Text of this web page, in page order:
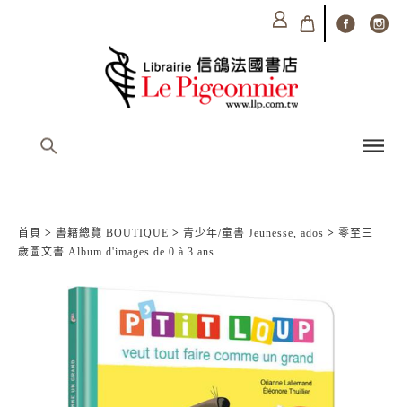
首頁 > 書籍總覽 BOUTIQUE > 青少年/童書 Jeunesse, ados > 零至三
歲圖文書 Album d'images de 0 à 3 ans